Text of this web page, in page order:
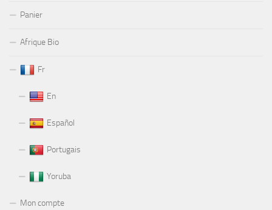
Panier
Afrique Bio
Fr
En
Español
Portugais
Yoruba
Mon compte